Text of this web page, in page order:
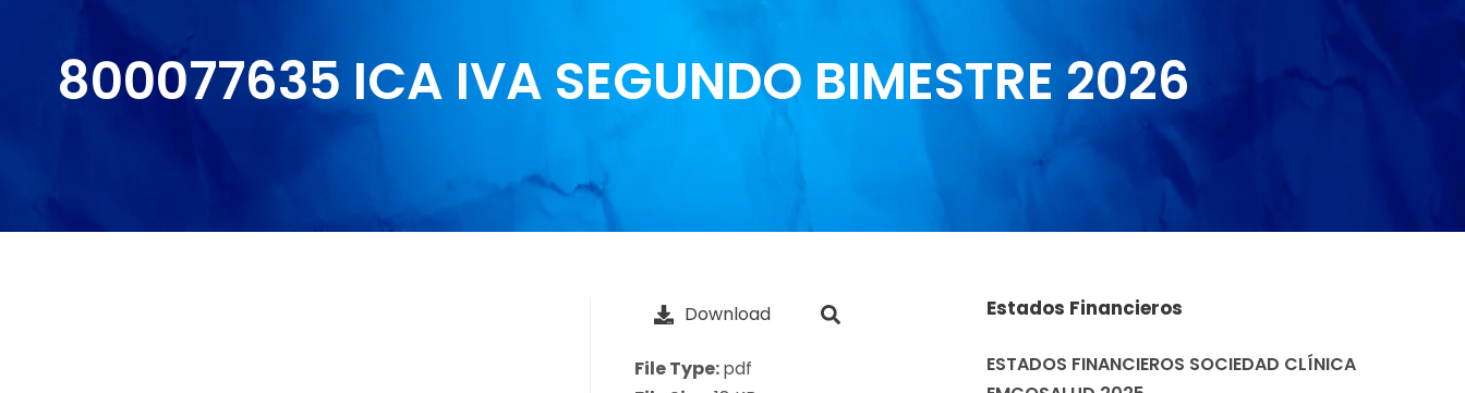
800077635 ICA IVA SEGUNDO BIMESTRE 2026
Download
File Type:pdf
Estados Financieros
ESTADOS FINANCIEROS SOCIEDAD CLÍNICA